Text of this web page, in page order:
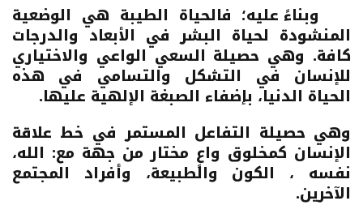
وبناءً عليه؛ فالحياة الطيبة هي الوضعية
المنشودة لحياة البشر في الأبعاد والدرجات
كافة. وهي حصيلة السعي الواعي والاختياري
للإنسان في التشكل والتسامي في هذه
الحياة الدنيا، بإضفاء الصبغة الإلهية عليها.
وهي حصيلة التفاعل المستمر في خط علاقة
الإنسان كمخلوق واعٍ مختار من جهة مع: الله،
نفسه ، الكون والطبيعة، وأفراد المجتمع
الآخرين.